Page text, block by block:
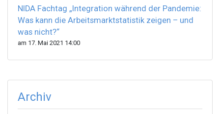
NIDA Fachtag „Integration während der Pandemie:
Was kann die Arbeitsmarktstatistik zeigen – und
was nicht?“
am 17. Mai 2021 14:00
Archiv